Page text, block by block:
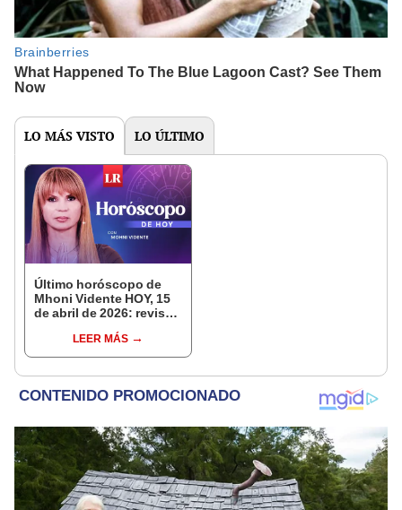
LO MÁS VISTO LO ÚLTIMO
Último horóscopo de
Mhoni Vidente HOY, 15
de abril de 2026: revisa
signo y entérate si te
espera un día
LEER MÁS